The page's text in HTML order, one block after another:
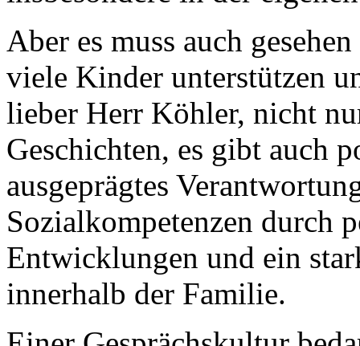
Aber es muss auch
viele Kinder unterstützen
lieber Herr Köhler, nicht
Geschichten, es gibt auch
ausgeprägtes
Sozialkompetenzen durch
Entwicklungen und ein
innerhalb der Familie.